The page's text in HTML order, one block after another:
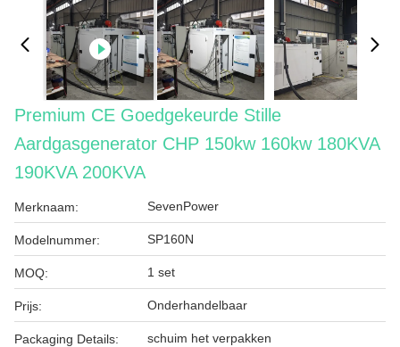
Premium CE Goedgekeurde Stille
Aardgasgenerator CHP 150kw 160kw 180KVA
190KVA 200KVA
Merknaam: SevenPower
Modelnummer: SP160N
MOQ: 1 set
Prijs: Onderhandelbaar
Packaging Details: schuim het verpakken